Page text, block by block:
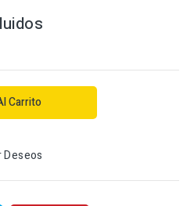
Carrito
Deseos